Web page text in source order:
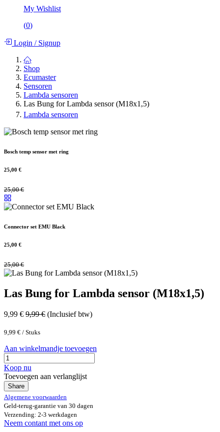
My Wishlist
(0)
Login /Signup
Shop
Ecumaster
Sensoren
Lambda sensoren
Las Bung for Lambda sensor (M18x1,5)
Lambda sensoren
Bosch temp sensor met ring
25,00 €
25,00€
Connector set EMU Black
25,00 €
25,00€
Las Bung for Lambda sensor (M18x1,5)
9,99 € 9,99€ (Inclusief btw)
9,99 € / Stuks
Aan winkelmandje toevoegen
Koop nu
Toevoegen aan verlanglijst
Share
Algemene voorwaarden
Geld-terug-garantie van 30 dagen
Verzending: 2-3 werkdagen
Neem contant met ons op